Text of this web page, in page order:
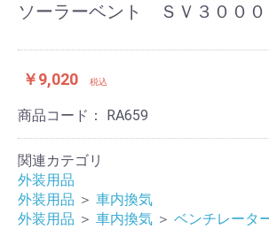
ソーラーベント ＳＶ３０００
￥9,020 税込
商品コード： RA659
関連カテゴリ
外装用品
外装用品 ＞ 車内換気
外装用品 ＞ 車内換気 ＞ ベンチレータ
お買い物を続ける